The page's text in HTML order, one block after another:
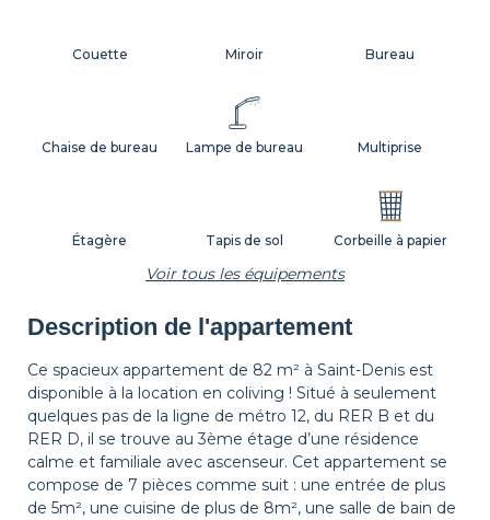
Lampe de bureau
Corbeille à papier
Cintres
Multiprise
Décorations
Volets
Couette Bureau
Étagère
Table de chevet
Lampe de chevet
Tapis de sol
Miroir
Chaise de bureau
Voir tous les équipements
Description de l'appartement
Ce spacieux appartement de 82 m² à Saint-Denis est
disponible à la location en coliving ! Situé à seulement
quelques pas de la ligne de métro 12, du RER B et du
RER D, il se trouve au 3ème étage d’une résidence
calme et familiale avec ascenseur. Cet appartement se
compose de 7 pièces comme suit : une entrée de plus
de 5m², une cuisine de plus de 8m², une salle de bain de